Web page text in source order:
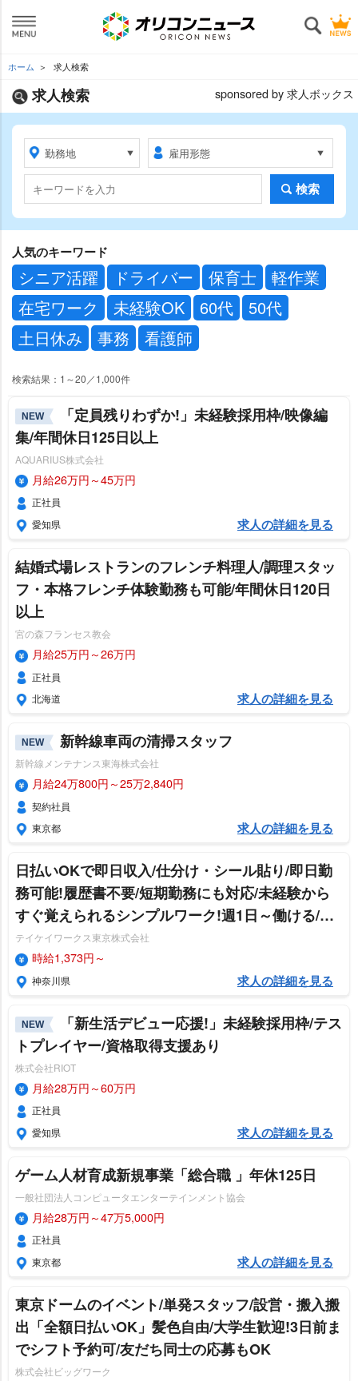
ホーム 求人検索
求人検索 sponsored by 求人ボックス
検索
人気のキーワード
シニア活躍 ドライバー 保育士
軽作業
在宅ワーク
未経験OK 60代
50代
土日休み
事務 看護師
検索結果：1～20／1,000件
NEW
「定員残りわずか!」未経験採用枠/映像編
集/年間休日125日以上
AQUARIUS株式会社
月給26万円～45万円
正社員
愛知県
求人の詳細を見る
結婚式場レストランのフレンチ料理人/調理スタッ
フ・本格フレンチ体験勤務も可能/年間休日120日
以上
宮の森フランセス教会
月給25万円～26万円
正社員
北海道
求人の詳細を見る
NEW 新幹線車両の清掃スタッフ
新幹線メンテナンス東海株式会社
月給24万800円～25万2,840円
契約社員
東京都
求人の詳細を見る
日払いOKで即日収入/仕分け・シール貼り/即日勤
務可能!履歴書不要/短期勤務にも対応/未経験から
すぐ覚えられるシンプルワーク!週1日～働ける/WE
B登録OK
テイケイワークス東京株式会社
時給1,373円～
神奈川県 求人の詳細を見る
NEW
「新生活デビュー応援!」未経験採用枠/テス
トプレイヤー/資格取得支援あり
株式会社RIOT
月給28万円～60万円
正社員
愛知県
求人の詳細を見る
ゲーム人材育成新規事業「総合職 」年休125日
一般社団法人コンピュータエンターテインメント協会
月給28万円～47万5,000円
正社員
東京都
求人の詳細を見る
東京ドームのイベント/単発スタッフ/設営・搬入搬
出「全額日払いOK」髪色自由/大学生歓迎!3日前ま
でシフト予約可/友だち同士の応募もOK
株式会社ビッグワーク